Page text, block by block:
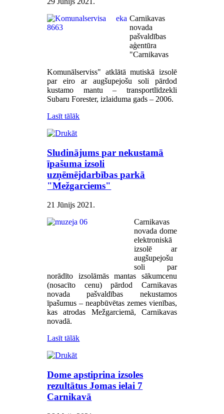
Carnikavas
novada
pašvaldības
aģentūra
"Carnikavas
Komunālserviss" atklātā mutiskā izsolē
par eiro ar augšupejošu soli pārdod
kustamo mantu – transportlīdzekli
Subaru Forester, izlaiduma gads – 2006.
Lasīt tālāk
Sludinājums par nekustamā
īpašuma izsoli
uzņēmējdarbības parkā
"Mežgarciems"
21 Jūnijs 2021 .
Carnikavas
novada dome
elektroniskā
izsolē ar
augšupejošu
soli par
norādīto izsolāmās mantas sākumcenu
(nosacīto cenu) pārdod Carnikavas
novada pašvaldības nekustamos
īpašumus– neapbūvētas zemes vienības,
kas atrodas Mežgarciemā, Carnikavas
novadā.
Lasīt tālāk
Dome apstiprina izsoles
rezultātus Jomas ielai 7
Carnikavā